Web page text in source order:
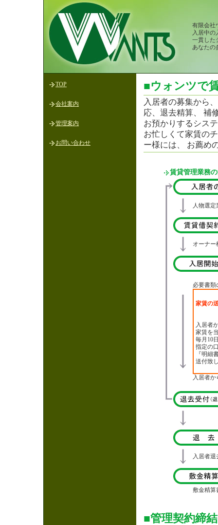
有限会社
入居中の
一貫した
あなたの
TOP
会社案内
管理案内
お問い合わせ
■ウォンツで
入居者の募集から
応、退去精算、 補
お預かりするシス
お忙しくて家賃の
ー様には、 お薦め
賃貸管理業務
人物選
オーナー
必要書類
家賃の
入居者
家賃を
毎月10
指定の
『明細
送付致
入居者
入居者
敷金精算
■管理契約締